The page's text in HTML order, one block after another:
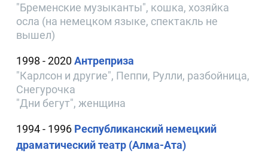
"Бременские музыканты", кошка, хозяйка
осла (на немецком языке, спектакль не
вышел)
1998 - 2020Антреприза
"Карлсон и другие", Пеппи, Рулли, разбойница,
Снегурочка
"Дни бегут", женщина
1994 - 1996 Республиканский немецкий
драматический театр (Алма-Ата)